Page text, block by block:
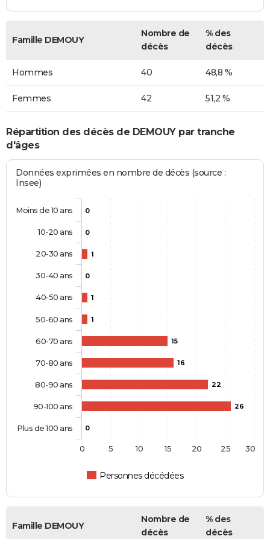
Famille DEMOUY
Nombre de
décès
% des
décès
Hommes 40 48,8 %
Femmes 42 51,2 %
Répartition des décès de DEMOUY par tranche
d'âges
Données exprimées en nombre de décès (source :
Insee)
0
0
1
0
1
1
15
16
22
26
0
Personnes décédées
Moins de 10 ans
10-20 ans
20-30 ans
30-40 ans
40-50 ans
50-60 ans
60-70 ans
70-80 ans
80-90 ans
90-100 ans
Plus de 100 ans
0 5 10 15 20 25 30
Famille DEMOUY
Nombre de
décès
% des
décès